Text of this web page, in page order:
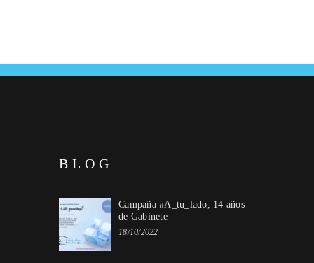
BLOG
Campaña #A_tu_lado, 14 años
de Gabinete
18/10/2022